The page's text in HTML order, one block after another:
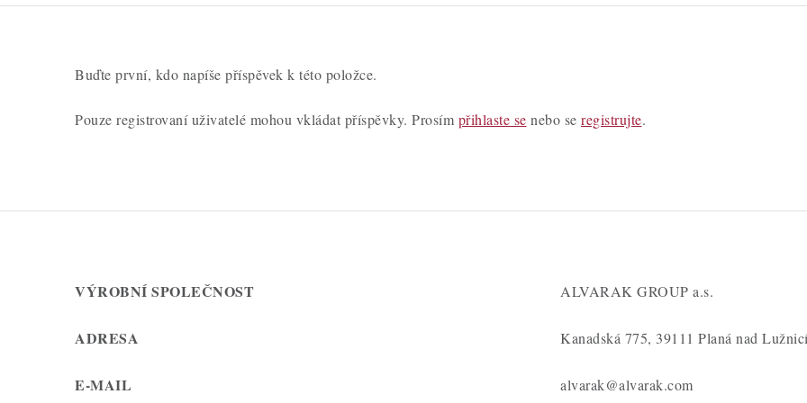
Buďte první, kdo napíše příspěvek k této položce.
Pouze registrovaní uživatelé mohou vkládat příspěvky. Prosím přihlaste se nebo se registrujte.
VÝROBNÍ SPOLEČNOST ALVARAK GROUP a.s.
ADRESA Kanadská 775, 39111 Planá nad
E-MAIL alvarak@alvarak.com